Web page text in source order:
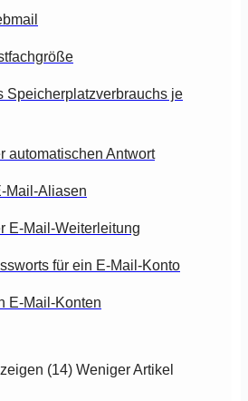
Speicherplatzverbrauchs je
automatischen Antwort
Mail-Aliasen
E-Mail-Weiterleitung
für ein E-Mail-Konto
E-Mail-Konten
(14) Weniger Artikel